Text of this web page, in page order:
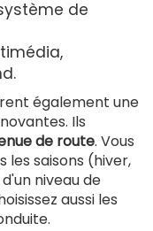
de
également une
Ils
de route. Vous
les saisons (hiver,
niveau de
aussi les